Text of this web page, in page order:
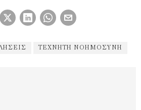
ΤΕΧΝΗΤΗ ΝΟΗΜΟΣΥΝΗ